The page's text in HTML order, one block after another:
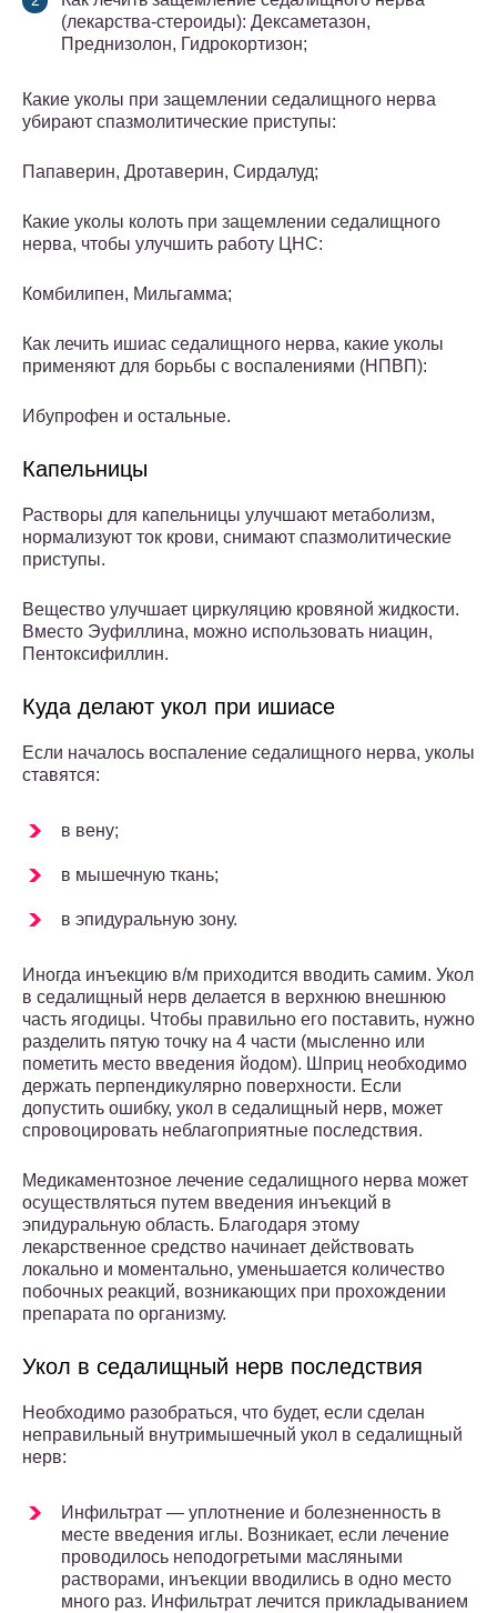
(лекарства-стероиды): Дексаметазон,
Преднизолон, Гидрокортизон;
Какие уколы при защемлении седалищного нерва
убирают спазмолитические приступы:
Папаверин, Дротаверин, Сирдалуд;
Какие уколы колоть при защемлении седалищного
нерва, чтобы улучшить работу ЦНС:
Комбилипен, Мильгамма;
Как лечить ишиас седалищного нерва, какие уколы
применяют для борьбы с воспалениями (НПВП):
Ибупрофен и остальные.
Капельницы
Растворы для капельницы улучшают метаболизм,
нормализуют ток крови, снимают спазмолитические
приступы.
Вещество улучшает циркуляцию кровяной жидкости.
Вместо Эуфиллина, можно использовать ниацин,
Пентоксифиллин.
Куда делают укол при ишиасе
Если началось воспаление седалищного нерва, уколы
ставятся:
в вену;
в мышечную ткань;
в эпидуральную зону.
Иногда инъекцию в/м приходится вводить самим. Укол
в седалищный нерв делается в верхнюю внешнюю
часть ягодицы. Чтобы правильно его поставить, нужно
разделить пятую точку на 4 части (мысленно или
пометить место введения йодом). Шприц необходимо
держать перпендикулярно поверхности. Если
допустить ошибку, укол в седалищный нерв, может
спровоцировать неблагоприятные последствия.
Медикаментозное лечение седалищного нерва может
осуществляться путем введения инъекций в
эпидуральную область. Благодаря этому
лекарственное средство начинает действовать
локально и моментально, уменьшается количество
побочных реакций, возникающих при прохождении
препарата по организму.
Укол в седалищный нерв последствия
Необходимо разобраться, что будет, если сделан
неправильный внутримышечный укол в седалищный
нерв:
Инфильтрат — уплотнение и болезненность в
месте введения иглы. Возникает, если лечение
проводилось неподогретыми масляными
растворами, инъекции вводились в одно место
много раз. Инфильтрат лечится прикладыванием